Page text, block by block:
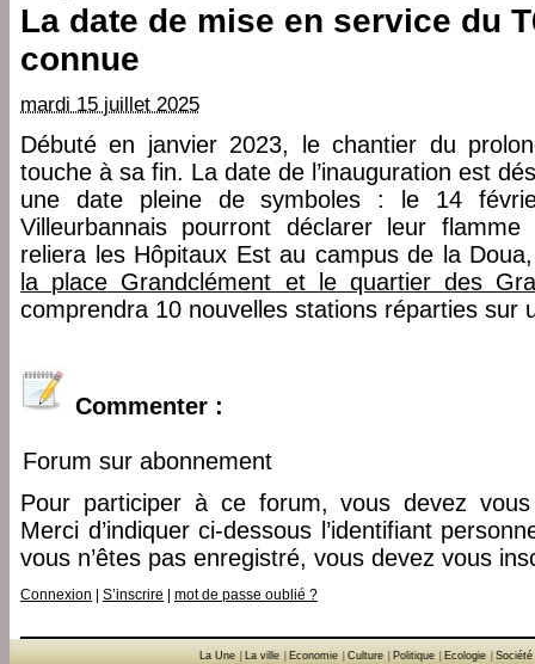
La date de mise en service du
connue
mardi 15 juillet 2025
Débuté en janvier 2023, le chantier du
touche à sa fin. La date de l’inauguration est
une date pleine de symboles : le 14
Villeurbannais pourront déclarer leur
reliera les Hôpitaux Est au campus de la
la place Grandclément et le quartier des
comprendra 10 nouvelles stations réparties sur
Commenter :
Forum sur abonnement
Pour participer à ce forum, vous devez
Merci d’indiquer ci-dessous l’identifiant
vous n’êtes pas enregistré, vous devez vous
Connexion S’inscrire mot de passe oublié ?
La Une La ville Economie Culture Politique Ecologie Société